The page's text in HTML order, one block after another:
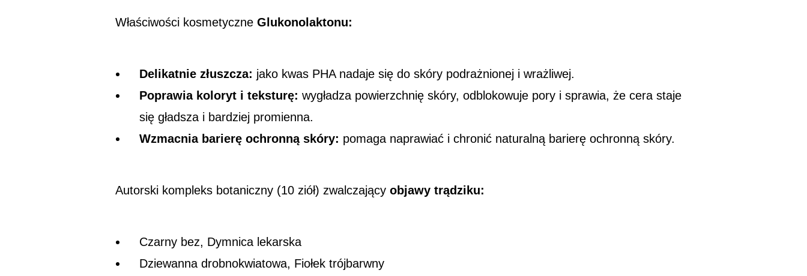
Właściwości kosmetyczne Glukonolaktonu:
Delikatnie złuszcza: jako kwas PHA nadaje się do skóry podrażnionej i wrażliwej.
Poprawia koloryt i teksturę: wygładza powierzchnię skóry, odblokowuje pory i sprawia, że cera staje
się gładsza i bardziej promienna.
Wzmacnia barierę ochronną skóry: pomaga naprawiać i chronić naturalną barierę ochronną skóry.
Autorski kompleks botaniczny (10 ziół) zwalczający objawy trądziku:
Czarny bez, Dymnica lekarska
Dziewanna drobnokwiatowa, Fiołek trójbarwny